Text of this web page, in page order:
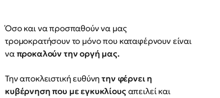
Όσο και να προσπαθούν να μας
τρομοκρατήσουν το μόνο που καταφέρνουν είναι
ναπροκαλούν την οργή μας.
Την αποκλειστική ευθύνητην φέρνει η
κυβέρνηση που με εγκυκλίουςαπειλεί και